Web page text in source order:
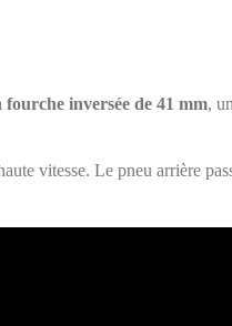
fourche inversée de 41 mm,
vitesse. Le pneu arrière